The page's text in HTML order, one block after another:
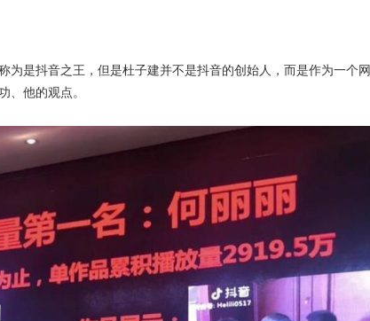
为是抖音之王，但是杜子建并不是抖音的创始人，而是作为一个网
、他的观点。